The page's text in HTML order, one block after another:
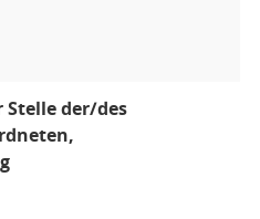
Stelle der/des